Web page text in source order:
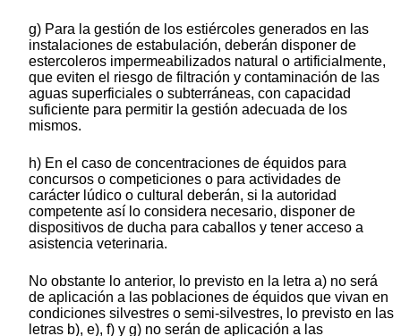
g) Para la gestión de los estiércoles generados en las
instalaciones de estabulación, deberán disponer de
estercoleros impermeabilizados natural o artificialmente,
que eviten el riesgo de filtración y contaminación de las
aguas superficiales o subterráneas, con capacidad
suficiente para permitir la gestión adecuada de los
mismos.
h) En el caso de concentraciones de équidos para
concursos o competiciones o para actividades de
carácter lúdico o cultural deberán, si la autoridad
competente así lo considera necesario, disponer de
dispositivos de ducha para caballos y tener acceso a
asistencia veterinaria.
No obstante lo anterior, lo previsto en la letra a) no será
de aplicación a las poblaciones de équidos que vivan en
condiciones silvestres o semi-silvestres, lo previsto en las
letras b), e), f) y g) no serán de aplicación a las